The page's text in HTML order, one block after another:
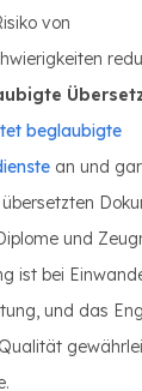
von
beglaubigte
an und
und
ist bei
und das